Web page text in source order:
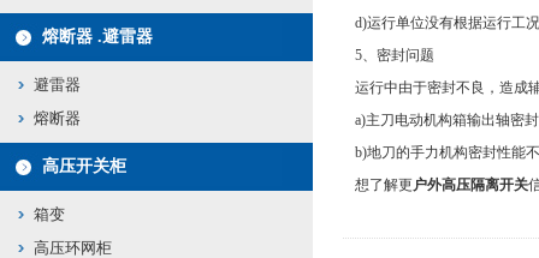
熔断器 .避雷器
避雷器
熔断器
高压开关柜
箱变
高压环网柜
d)运行单位没有根据运行工
5、密封问题
运行中由于密封不良，造成
a)主刀电动机构箱输出轴密
b)地刀的手力机构密封性能
想了解更户外高压隔离开关